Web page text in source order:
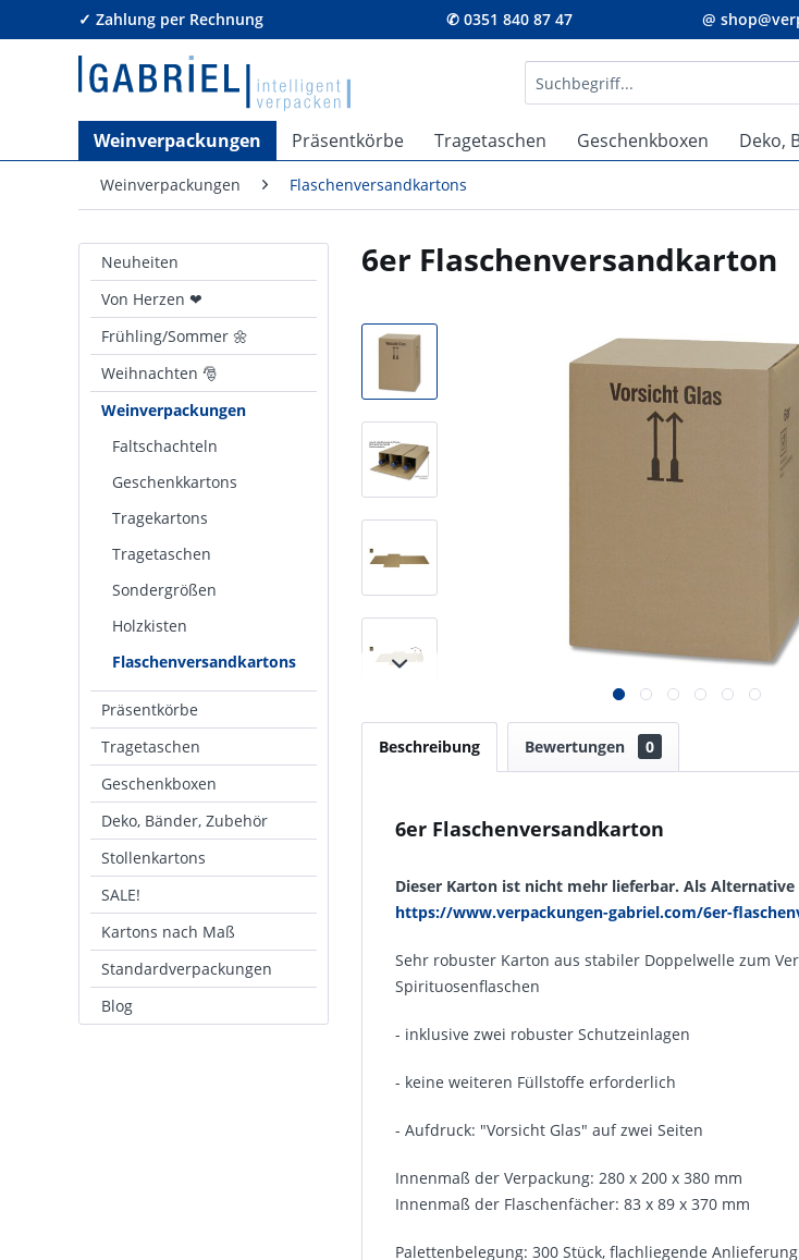
✓ Zahlung per Rechnung ✆ 0351 840 87 47 @
Weinverpackungen Präsentkörbe Tragetaschen Geschenkboxen Deko,
Weinverpackungen Flaschenversandkartons
Neuheiten
Von Herzen ❤
Frühling/Sommer 🌼
Weihnachten 🎅
Weinverpackungen
Faltschachteln
Geschenkkartons
Tragekartons
Tragetaschen
Sondergrößen
Holzkisten
Flaschenversandkartons
Präsentkörbe
Tragetaschen
Geschenkboxen
Deko, Bänder, Zubehör
Stollenkartons
SALE!
Kartons nach Maß
Standardverpackungen
Blog
6er Flaschenversandkarton
Beschreibung Bewertungen 0
6er Flaschenversandkarton
Dieser Karton ist nicht mehr lieferbar. Als
https://www.verpackungen-gabriel.com/6er-
Sehr robuster Karton aus stabiler Doppelwelle zum
Spirituosenflaschen
- inklusive zwei robuster Schutzeinlagen
- keine weiteren Füllstoffe erforderlich
- Aufdruck: "Vorsicht Glas" auf zwei Seiten
Innenmaß der Verpackung: 280 x 200 x 380 mm
Innenmaß der Flaschenfächer: 83 x 89 x 370 mm
Palettenbelegung: 300 Stück, flachliegende Anlieferung